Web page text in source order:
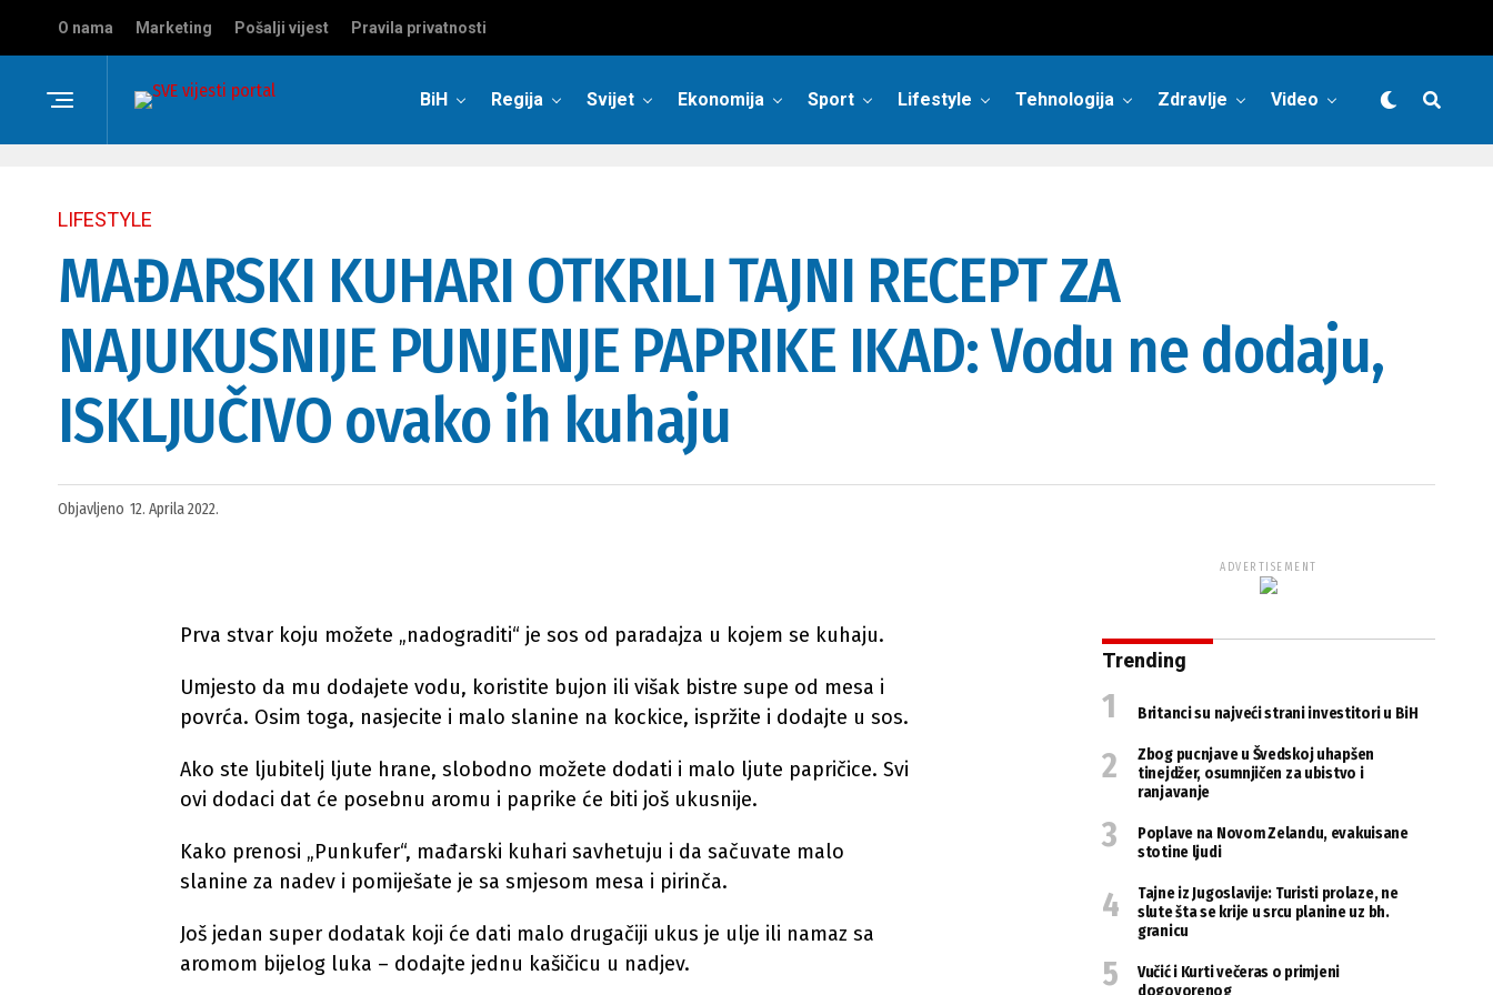
O nama Marketing Pošalji vijest Pravila privatnosti
BiH Regija Svijet Ekonomija Sport Lifestyle Tehnologija Zdravlje Video
LIFESTYLE
MAĐARSKI KUHARI OTKRILI TAJNI RECEPT ZA
NAJUKUSNIJE PUNJENJE PAPRIKE IKAD: Vodu ne dodaju,
ISKLJUČIVO ovako ih kuhaju
Objavljeno 12. Aprila 2022.
Prva stvar koju možete „nadograditi“ je sos od paradajza u kojem se kuhaju.
Umjesto da mu dodajete vodu, koristite bujon ili višak bistre supe od mesa i
povrća. Osim toga, nasjecite i malo slanine na kockice, ispržite i dodajte u sos.
Ako ste ljubitelj ljute hrane, slobodno možete dodati i malo ljute papričice. Svi
ovi dodaci dat će posebnu aromu i paprike će biti još ukusnije.
Kako prenosi „Punkufer“, mađarski kuhari savhetuju i da sačuvate malo
slanine za nadev i pomiješate je sa smjesom mesa i pirinča.
Još jedan super dodatak koji će dati malo drugačiji ukus je ulje ili namaz sa
aromom bijelog luka – dodajte jednu kašičicu u nadjev.
ADVERTISEMENT
Trending
Britanci su najveći strani investitori u BiH
Zbog pucnjave u Švedskoj uhapšen
tinejdžer, osumnjičen za ubistvo i
ranjavanje
Poplave na Novom Zelandu, evakuisane
stotine ljudi
Tajne iz Jugoslavije: Turisti prolaze, ne
slute šta se krije u srcu planine uz bh.
granicu
Vučić i Kurti večeras o primjeni
dogovorenog